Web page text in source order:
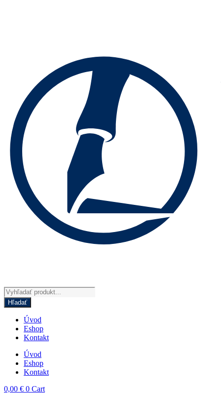
Products
search
Hľadať
Úvod
Eshop
Kontakt
Úvod
Eshop
Kontakt
0,00 € 0 Cart